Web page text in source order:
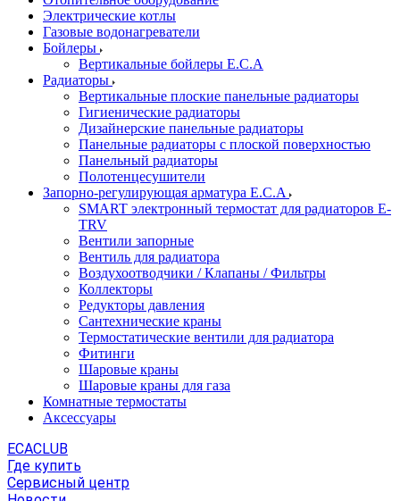
Электрические котлы
Газовые водонагреватели
Бойлеры
Вертикальные бойлеры E.C.A
Радиаторы
Вертикальные плоские панельные радиаторы
Гигиенические радиаторы
Дизайнерские панельные радиаторы
Панельные радиаторы с плоской поверхностью
Панельный радиаторы
Полотенцесушители
Запорно-регулирующая арматура E.C.A
SMART электронный термостат для радиаторов E-
TRV
Вентили запорные
Вентиль для радиатора
Воздухоотводчики / Клапаны / Фильтры
Коллекторы
Редукторы давления
Сантехнические краны
Термостатические вентили для радиатора
Фитинги
Шаровые краны
Шаровые краны для газа
Комнатные термостаты
Аксессуары
ECACLUB
Где купить
Сервисный центр